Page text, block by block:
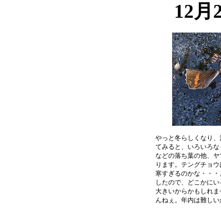
12月
やっと冬らしくなり
てみると、いろいろ
などの落ち葉の他、
ります。テングチョ
寒すぎるのかな・・
したので、どこかに
大きいからかもしれ